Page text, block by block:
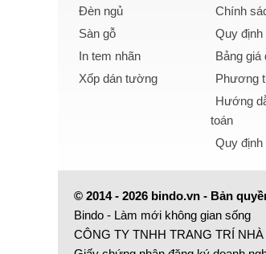
Đèn ngủ
Sàn gỗ
In tem nhãn
Xốp dán tường
Chính
Quy
Bảng giá
Phương
Hướng
toán
Quy định
© 2014 - 2026 bindo.vn - Bản
Bindo - Làm mới không gian sống
CÔNG TY TNHH TRANG TRÍ NHÀ